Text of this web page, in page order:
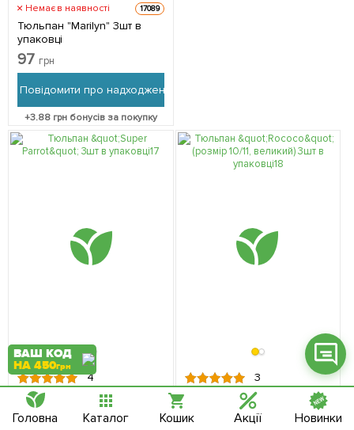
Немає в наявності 17089
Тюльпан "Marilyn" 3шт в
упаковці
97 грн
Повідомити про надходження
+3.88 грн бонусів за покупку
4
Немає в наявності
Тюльпан "Super Parrot" 3шт
в упаковці
3
Немає в наявності 17091
Тюльпан "Rococo" (розмір
10/11, великий) 3шт в
Фейсбук
Вайбер
Інстаграм
ВАШ КОД
НА 450грн
Головна Каталог Кошик Акції Новинки